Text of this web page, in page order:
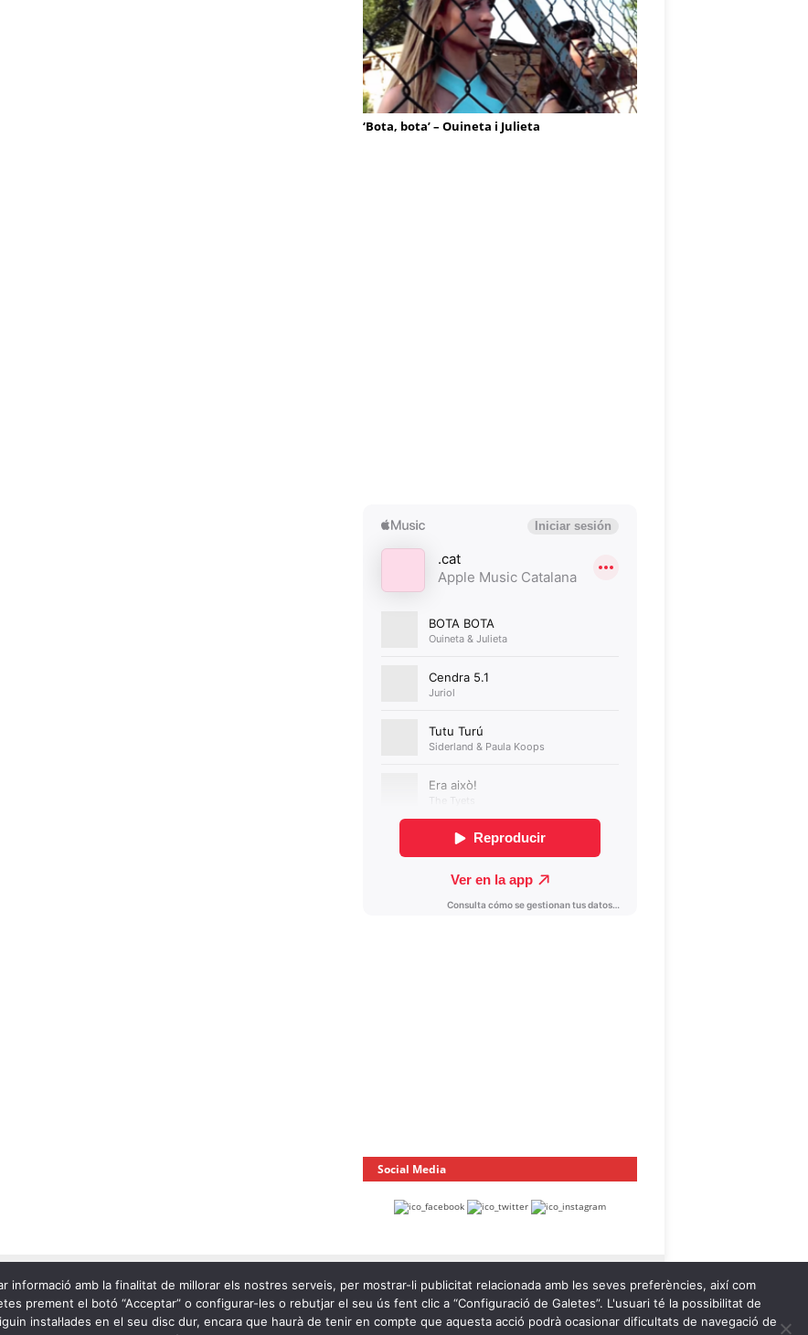
‘Bota, bota’ – Ouineta i Julieta
Social Media
amb la finalitat de millorar els nostres serveis, per mostrar-li publicitat relacionada amb les seves preferències, així com
prement el botó “Acceptar” o configurar-les o rebutjar el seu ús fent clic a “Configuració de Galetes”. L'usuari té la possibilitat de
instal·lades en el seu disc dur, encara que haurà de tenir en compte que aquesta acció podrà ocasionar dificultats de navegació de